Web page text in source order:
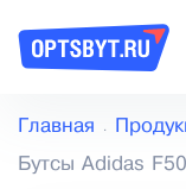
Главная
Бутсы Adidas